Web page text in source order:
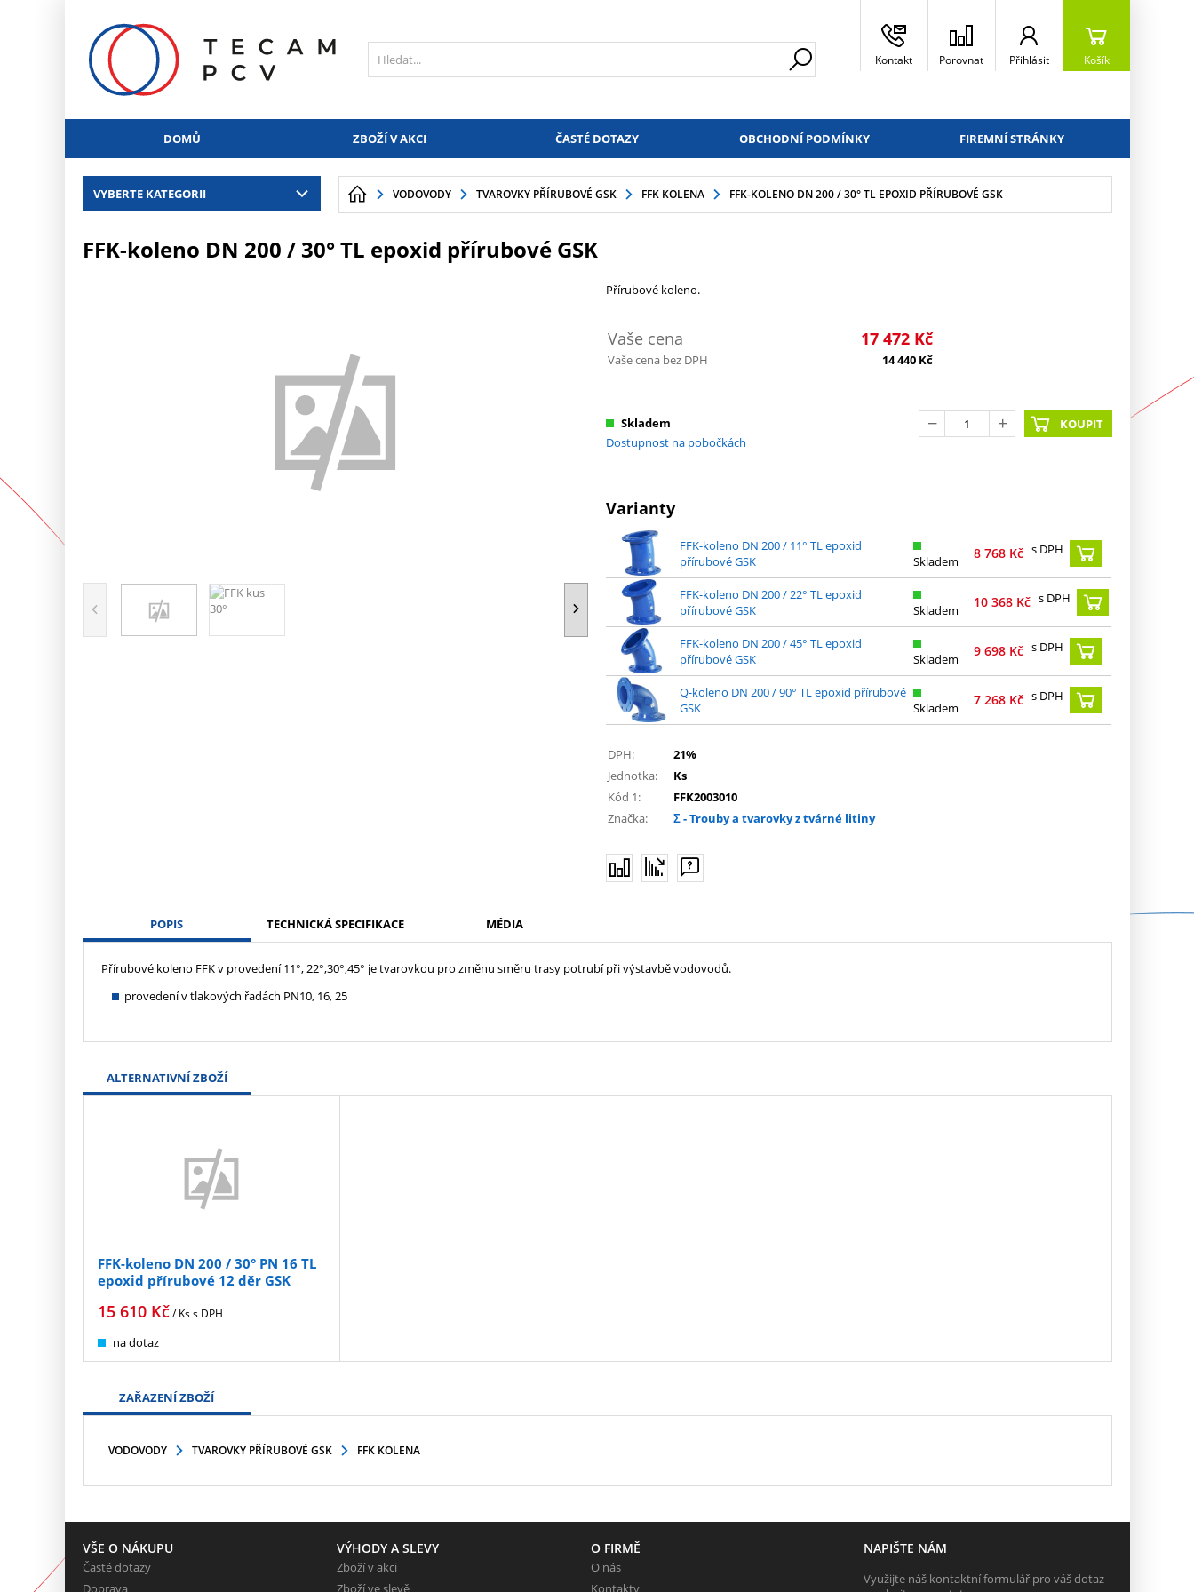
Kontakt Porovnat Přihlásit Košík
DOMŮ ZBOŽÍ V AKCI ČASTÉ DOTAZY OBCHODNÍ PODMÍNKY FIREMNÍ STRÁNKY
VYBERTE KATEGORII VODOVODY TVAROVKY PŘÍRUBOVÉ GSK FFK KOLENA FFK-KOLENO DN 200 / 30° TL EPOXID PŘÍRUBOVÉ GSK
FFK-koleno DN 200 / 30° TL epoxid přírubové GSK
Přírubové koleno.
Vaše cena 17 472 Kč
Vaše cena bez DPH 14 440 Kč
Skladem
Dostupnost na pobočkách
KOUPIT
Varianty
FFK-koleno DN 200 / 11° TL epoxid
přírubové GSK
Skladem 8 768 Kč s DPH
FFK-koleno DN 200 / 22° TL epoxid
přírubové GSK
Skladem 10 368 Kč s DPH
FFK-koleno DN 200 / 45° TL epoxid
přírubové GSK
Skladem 9 698 Kč s DPH
Q-koleno DN 200 / 90° TL epoxid přírubové
GSK
Skladem 7 268 Kč s DPH
DPH:
21%
Jednotka:
Ks
Kód 1:
FFK2003010
Značka:
Σ - Trouby a tvarovky z tvárné litiny
POPIS TECHNICKÁ SPECIFIKACE MÉDIA
Přírubové koleno FFK v provedení 11°, 22°,30°,45° je tvarovkou pro změnu směru trasy potrubí při výstavbě vodovodů.
provedení v tlakových řadách PN10, 16, 25
ALTERNATIVNÍ ZBOŽÍ
FFK-koleno DN 200 / 30° PN 16 TL
epoxid přírubové 12 děr GSK
15 610Kč/ Kss DPH
na dotaz
ZAŘAZENÍ ZBOŽÍ
VODOVODY TVAROVKY PŘÍRUBOVÉ GSK FFK KOLENA
VŠE O NÁKUPU
Časté dotazy
Doprava
VÝHODY A SLEVY
Zboží v akci
Zboží ve slevě
O FIRMĚ
O nás
Kontakty
NAPIŠTE NÁM
Využijte náš kontaktní formulář pro váš dotaz